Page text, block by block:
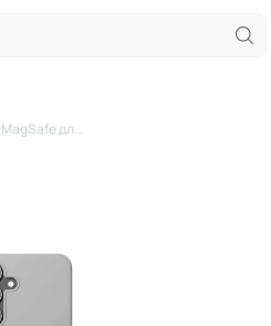
Чехол защитный VLP Aster Case с MagSafe для Samsung Galaxy S25+ (Серый)